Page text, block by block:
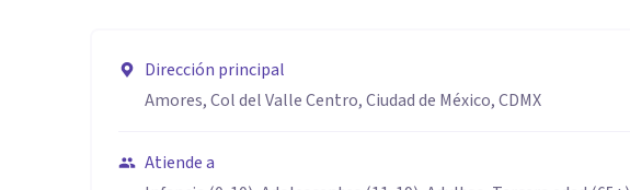
Dirección principal
Amores, Col del Valle Centro, Ciudad de México, CDMX
Atiende a